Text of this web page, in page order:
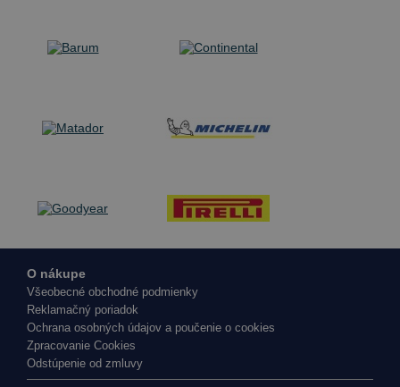
O nákupe
Všeobecné obchodné podmienky
Reklamačný poriadok
Ochrana osobných údajov a poučenie o cookies
Zpracovanie Cookies
Odstúpenie od zmluvy